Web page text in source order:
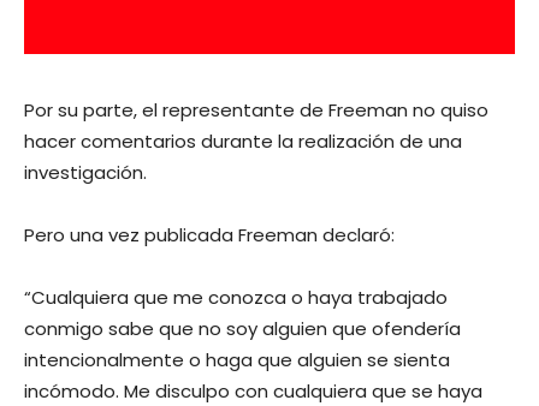
Por su parte, el representante de Freeman no quiso
hacer comentarios durante la realización de una
investigación.
Pero una vez publicada Freeman declaró:
“Cualquiera que me conozca o haya trabajado
conmigo sabe que no soy alguien que ofendería
intencionalmente o haga que alguien se sienta
incómodo. Me disculpo con cualquiera que se haya